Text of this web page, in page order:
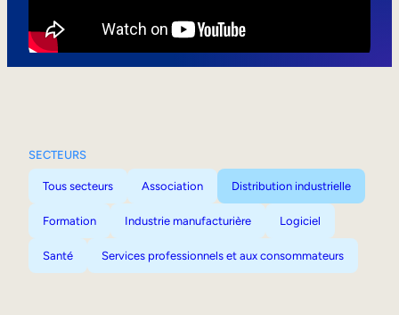
SECTEURS
Tous secteurs Association Distribution industrielle
Formation Industrie manufacturière Logiciel
Santé Services professionnels et aux consommateurs